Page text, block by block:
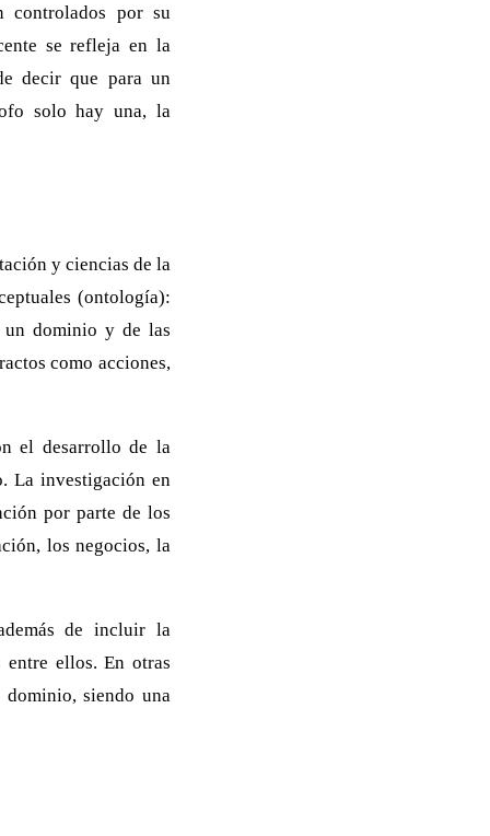
controlados por su
se refleja en la
decir que para un
solo hay una, la
y ciencias de la
(ontología):
un dominio y de las
como acciones,
el desarrollo de la
La investigación en
por parte de los
los negocios, la
de incluir la
ellos. En otras
siendo una